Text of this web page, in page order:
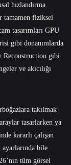
hızlandırma
tamamen fiziksel
tasarımları GPU
gibi donanımlarda
Reconstruction gibi
ve akıcılığı
takılmak
tasarlarken ya
kararlı çalışan
bile
tüm görsel